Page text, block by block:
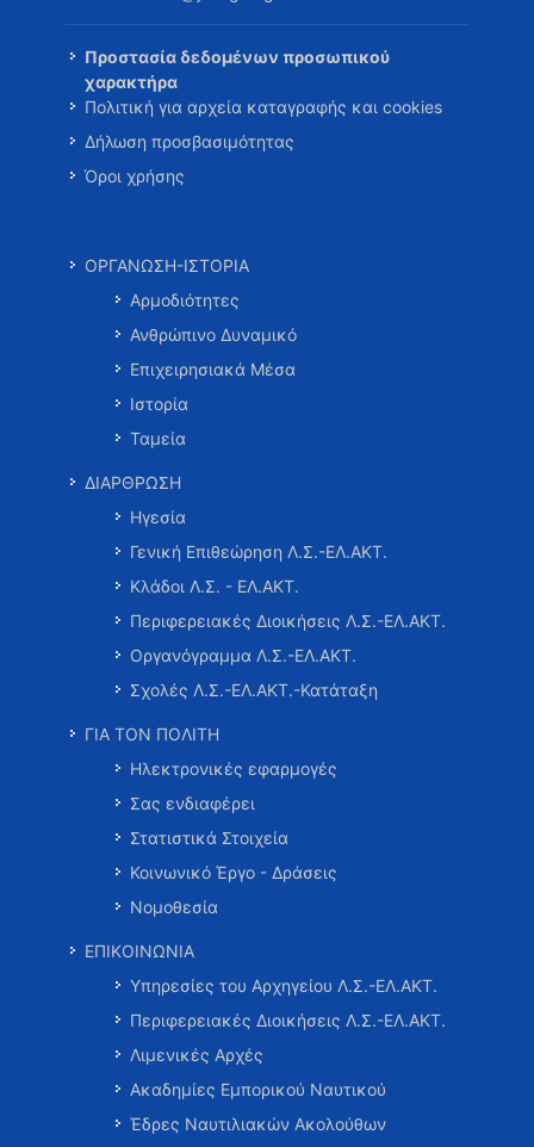
Προστασία δεδομένων προσωπικού
χαρακτήρα
Πολιτική για αρχεία καταγραφής και cookies
Δήλωση προσβασιμότητας
Όροι χρήσης
ΟΡΓΑΝΩΣΗ-ΙΣΤΟΡΙΑ
Αρμοδιότητες
Ανθρώπινο Δυναμικό
Επιχειρησιακά Μέσα
Ιστορία
Ταμεία
ΔΙΑΡΘΡΩΣΗ
Ηγεσία
Γενική Επιθεώρηση Λ.Σ.-ΕΛ.ΑΚΤ.
Κλάδοι Λ.Σ. - ΕΛ.ΑΚΤ.
Περιφερειακές Διοικήσεις Λ.Σ.-ΕΛ.ΑΚΤ.
Οργανόγραμμα Λ.Σ.-ΕΛ.ΑΚΤ.
Σχολές Λ.Σ.-ΕΛ.ΑΚΤ.-Κατάταξη
ΓΙΑ ΤΟΝ ΠΟΛΙΤΗ
Ηλεκτρονικές εφαρμογές
Σας ενδιαφέρει
Στατιστικά Στοιχεία
Κοινωνικό Έργο - Δράσεις
Νομοθεσία
ΕΠΙΚΟΙΝΩΝΙΑ
Υπηρεσίες του Αρχηγείου Λ.Σ.-ΕΛ.ΑΚΤ.
Περιφερειακές Διοικήσεις Λ.Σ.-ΕΛ.ΑΚΤ.
Λιμενικές Αρχές
Ακαδημίες Εμπορικού Ναυτικού
Έδρες Ναυτιλιακών Ακολούθων